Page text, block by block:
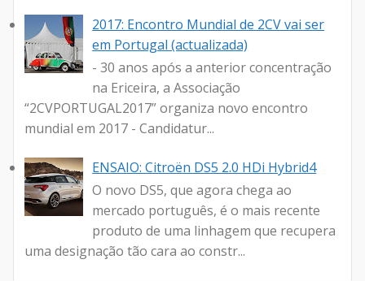
2017: Encontro Mundial de 2CV vai ser
em Portugal (actualizada)
- 30 anos após a anterior concentração
na Ericeira, a Associação
“2CVPORTUGAL2017” organiza novo encontro
mundial em 2017 - Candidatur...
ENSAIO: Citroën DS5 2.0 HDi Hybrid4
O novo DS5, que agora chega ao
mercado português, é o mais recente
produto de uma linhagem que recupera
uma designação tão cara ao constr...